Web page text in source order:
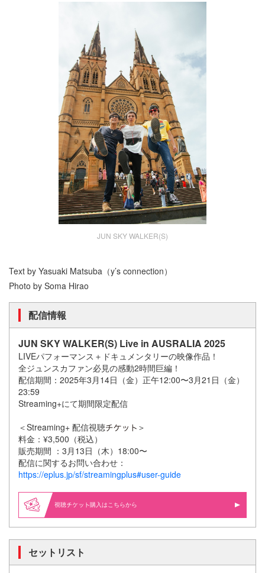
JUN SKY WALKER(S)
Text by Yasuaki Matsuba（y’s connection）
Photo by Soma Hirao
配信情報
JUN SKY WALKER(S) Live in AUSRALIA 2025
LIVEパフォーマンス＋ドキュメンタリーの映像作品！
全ジュンスカファン必見の感動2時間巨編！
配信期間：2025年3月14日（金）正午12:00〜3月21日（金）
23:59
Streaming+にて期間限定配信
＜Streaming+ 配信視聴
＞
料金：¥3,500（税込）
販売期間 ：3月13日（木）18:00〜
配信に関するお問い合わせ：
https://eplus.jp/sf/streamingplus#user-guide
視聴 購入はこちらから
セットリスト